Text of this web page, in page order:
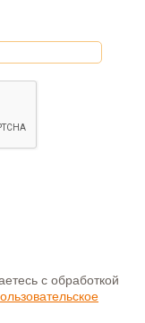
с обработкой